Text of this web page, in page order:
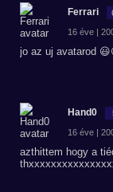
Ferrari
16 éve |
jo az uj avatarod
Hand0
16 éve |
azthittem hogy a